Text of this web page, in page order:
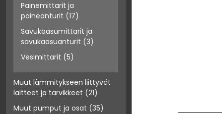
Painemittarit ja
paineanturit (17)
Savukaasumittarit ja
savukaasuanturit (3)
Vesimittarit (5)
Muut lämmitykseen liittyvät
laitteet ja tarvikkeet (21)
Muut pumput ja osat (35)